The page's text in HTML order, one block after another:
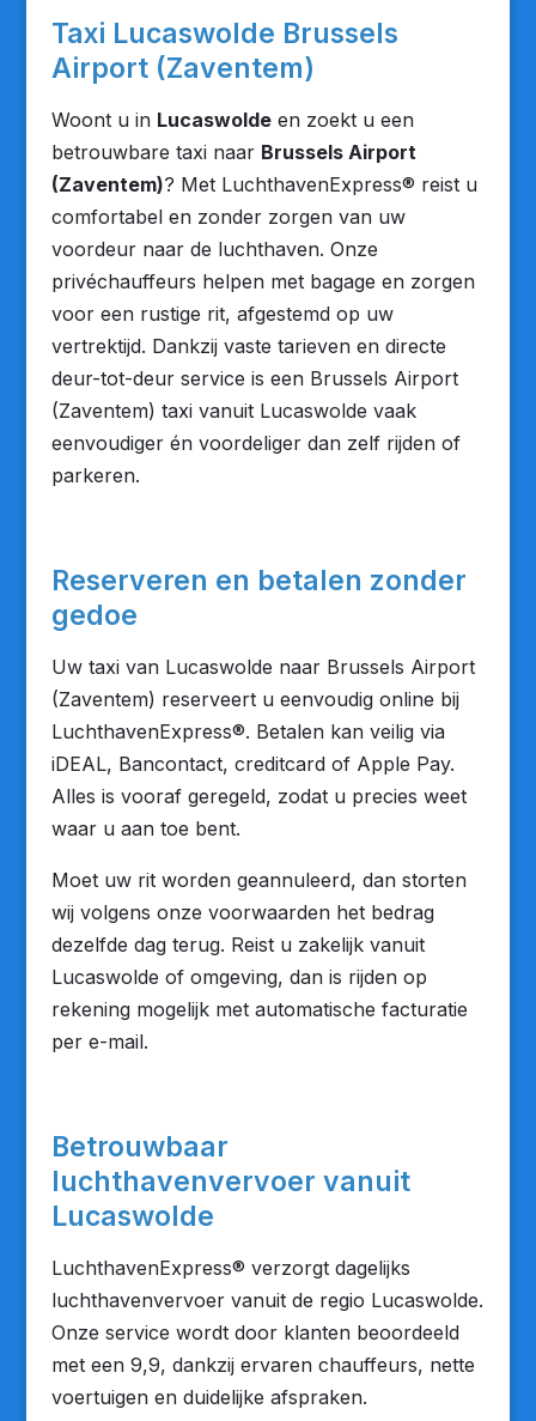
Taxi Lucaswolde Brussels
Airport (Zaventem)
Woont u in Lucaswoldeen zoekt u een
betrouwbare taxi naar Brussels Airport
(Zaventem)? Met LuchthavenExpress® reist u
comfortabel en zonder zorgen van uw
voordeur naar de luchthaven. Onze
privéchauffeurs helpen met bagage en zorgen
voor een rustige rit, afgestemd op uw
vertrektijd. Dankzij vaste tarieven en directe
deur-tot-deur service is een Brussels Airport
(Zaventem) taxi vanuit Lucaswolde vaak
eenvoudiger én voordeliger dan zelf rijden of
parkeren.
Reserveren en betalen zonder
gedoe
Uw taxi van Lucaswolde naar Brussels Airport
(Zaventem) reserveert u eenvoudig online bij
LuchthavenExpress®. Betalen kan veilig via
iDEAL, Bancontact, creditcard of Apple Pay.
Alles is vooraf geregeld, zodat u precies weet
waar u aan toe bent.
Moet uw rit worden geannuleerd, dan storten
wij volgens onze voorwaarden het bedrag
dezelfde dag terug. Reist u zakelijk vanuit
Lucaswolde of omgeving, dan is rijden op
rekening mogelijk met automatische facturatie
per e-mail.
Betrouwbaar
luchthavenvervoer vanuit
Lucaswolde
LuchthavenExpress® verzorgt dagelijks
luchthavenvervoer vanuit de regio Lucaswolde.
Onze service wordt door klanten beoordeeld
met een 9,9, dankzij ervaren chauffeurs, nette
voertuigen en duidelijke afspraken.